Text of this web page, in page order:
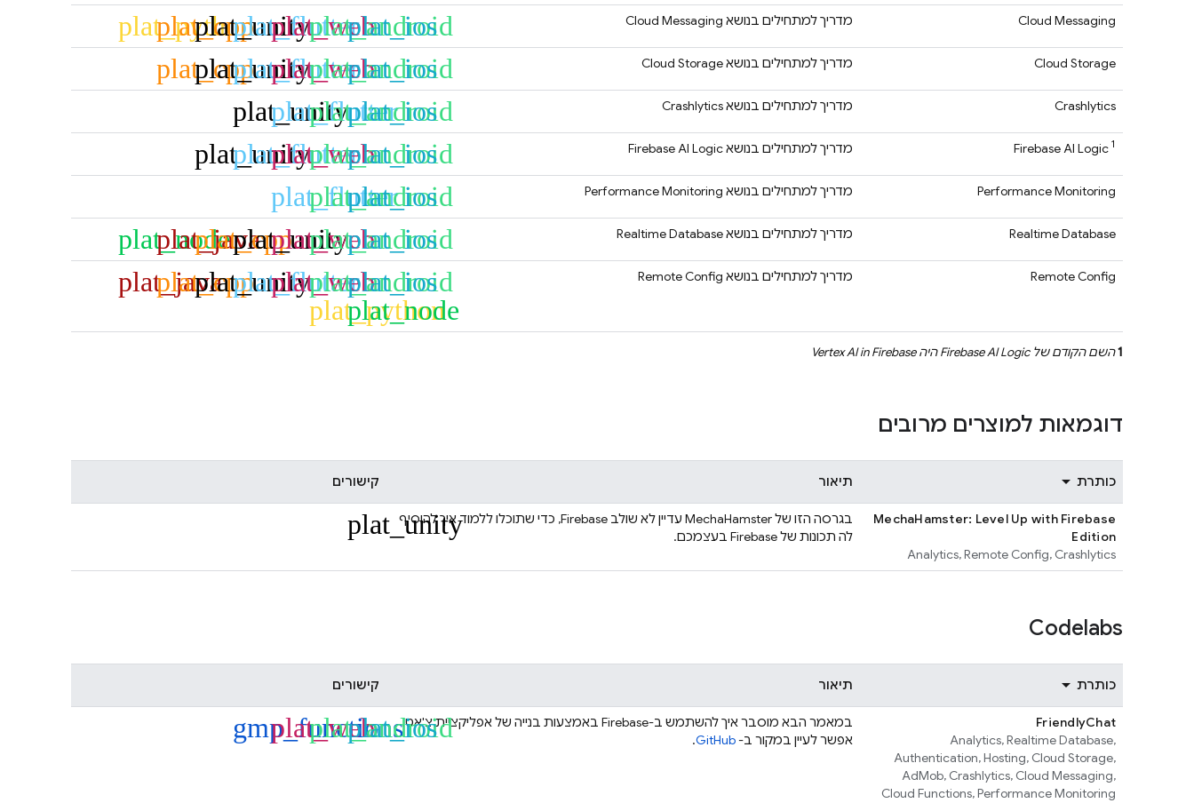
Cloud Messaging מדריך למתחילים בנושא Cloud Messaging
plat_ios
plat_android
plat_web
plat_flutter
plat_unity
plat_cpp
plat_python
Cloud Storage מדריך למתחילים בנושאCloud Storage
plat_ios
plat_android
plat_web
plat_flutter
plat_unity
plat_cpp
Crashlytics מדריך למתחילים בנושאCrashlytics
plat_ios
plat_android
plat_flutter
plat_unity
Firebase AI Logic 1 מדריך למתחילים בנושאFirebase AI Logic
plat_ios
plat_android
plat_web
plat_flutter
plat_unity
Performance Monitoring מדריך למתחילים בנושא Performance Monitoring
plat_ios
plat_android
plat_flutter
Realtime Database מדריך למתחילים בנושאRealtime Database
plat_ios
plat_android
plat_web
plat_unity
plat_cpp
plat_java
plat_node
Remote Config מדריך למתחילים בנושא Remote Config
plat_ios
plat_android
plat_web
plat_flutter
plat_unity
plat_cpp
plat_java
plat_node
plat_python
1השם הקודם שלFirebase AI LogicהיהVertex AI in Firebase
דוגמאות למוצרים מרובים
כותרת תיאור קישורים
MechaHamster: Level Up with Firebase
Edition
Analytics,Remote Config, Crashlytics
בגרסה הזו של MechaHamster עדיין לא שולב Firebase, כדי שתוכלו ללמוד איך להוסיף
לה תכונות של Firebase בעצמכם.
plat_unity
Codelabs
כותרת תיאור קישורים
FriendlyChat
Analytics,Realtime Database,
Authentication,Hosting, Cloud Storage,
AdMob, Crashlytics, Cloud Messaging,
Cloud Functions,Performance Monitoring
במאמר הבא מוסבר איך להשתמש ב-Firebase באמצעות בנייה של אפליקציית צ'אט.
אפשר לעיין במקור ב-
.
plat_ios
plat_android
plat_web
gmp_functions